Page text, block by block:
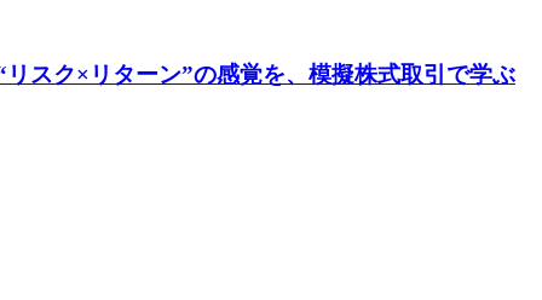
スク×リターン”の感覚を、模擬株式取引で学ぶ